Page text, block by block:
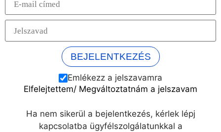
Emlékezz a jelszavamra
Elfelejtettem/ Megváltoztatnám a jelszavam
Ha nem sikerül a bejelentkezés, kérlek lépj
kapcsolatba ügyfélszolgálatunkkal a